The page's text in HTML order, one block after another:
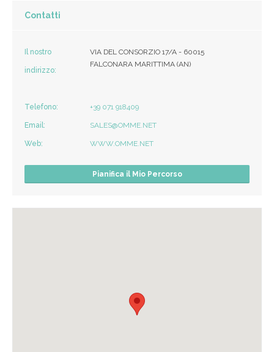
Contatti
Il nostro
indirizzo:
VIA DEL CONSORZIO 17/A - 60015
FALCONARA MARITTIMA (AN)
Telefono: +39 071 918409
Email: SALES@OMME.NET
Web: WWW.OMME.NET
Pianifica il Mio Percorso